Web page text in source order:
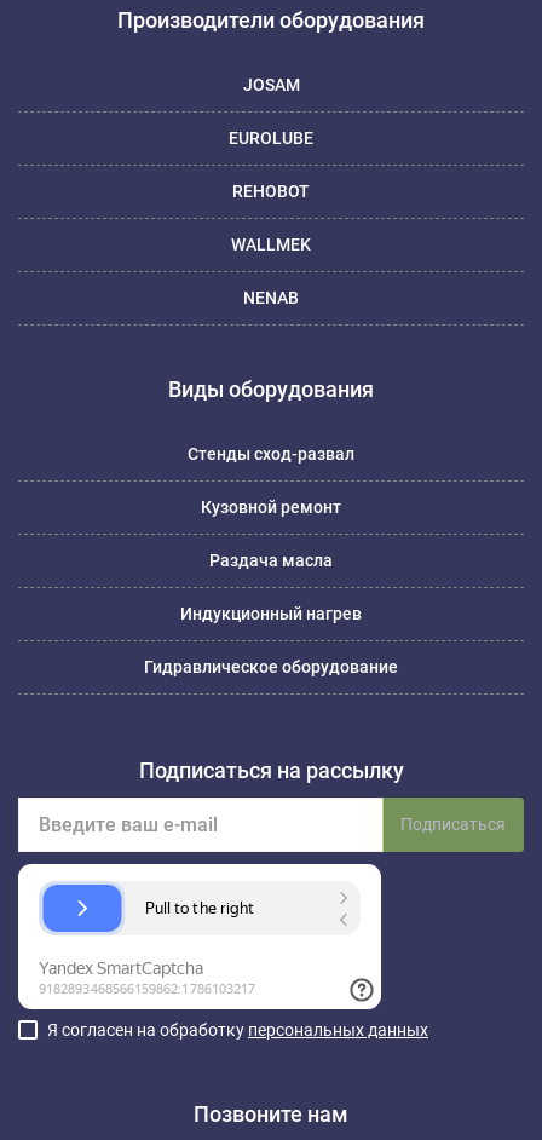
Производители оборудования
JOSAM
EUROLUBE
REHOBOT
WALLMEK
NENAB
Виды оборудования
Стенды сход-развал
Кузовной ремонт
Раздача масла
Индукционный нагрев
Гидравлическое оборудование
Подписаться на рассылку
Подписаться
Я согласен на обработку персональных данных
Позвоните нам